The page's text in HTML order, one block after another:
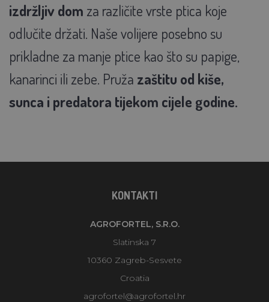
izdržljiv dom za različite vrste ptica koje
odlučite držati. Naše volijere posebno su
prikladne za manje ptice kao što su papige,
kanarinci ili zebe. Pruža zaštitu od kiše,
sunca i predatora tijekom cijele godine.
KONTAKTI
AGROFORTEL, S.R.O.
Slatinska 7
10360 Zagreb-Sesvete
Croatia
agrofortel@agrofortel.hr